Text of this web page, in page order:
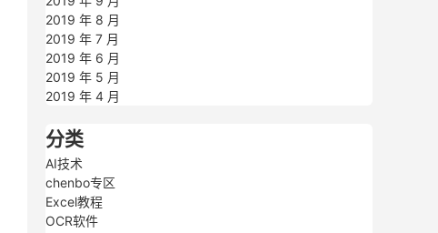
2019 年 8 月
2019 年 7 月
2019 年 6 月
2019 年 5 月
2019 年 4 月
分类
AI技术
chenbo专区
Excel教程
OCR软件